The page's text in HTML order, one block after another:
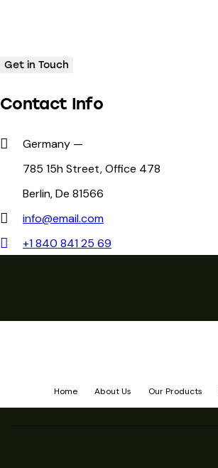
Contact Info
Germany —
785 15h Street, Office 478
Berlin, De 81566
info@email.com
+1 840 841 25 69
Home About Us Our Products